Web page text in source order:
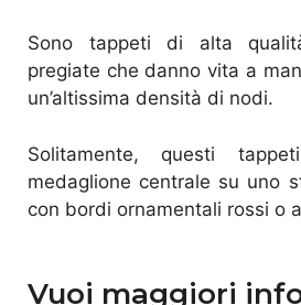
Sono tappeti di alta
pregiate che danno vita a
un’altissima densità di nodi.
Solitamente, questi
medaglione centrale su uno
con bordi ornamentali rossi o
Vuoi maggiori